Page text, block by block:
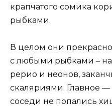
крапчатого сомика
рыбками.
В целом они
с любыми рыбками –
рерио и неонов,
скаляриями. Главное —
соседи не попались